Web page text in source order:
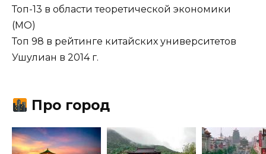
Топ-13 в области теоретической экономики
(МО)
Топ 98 в рейтинге китайских университетов
Ушулиан в 2014 г.
Про город